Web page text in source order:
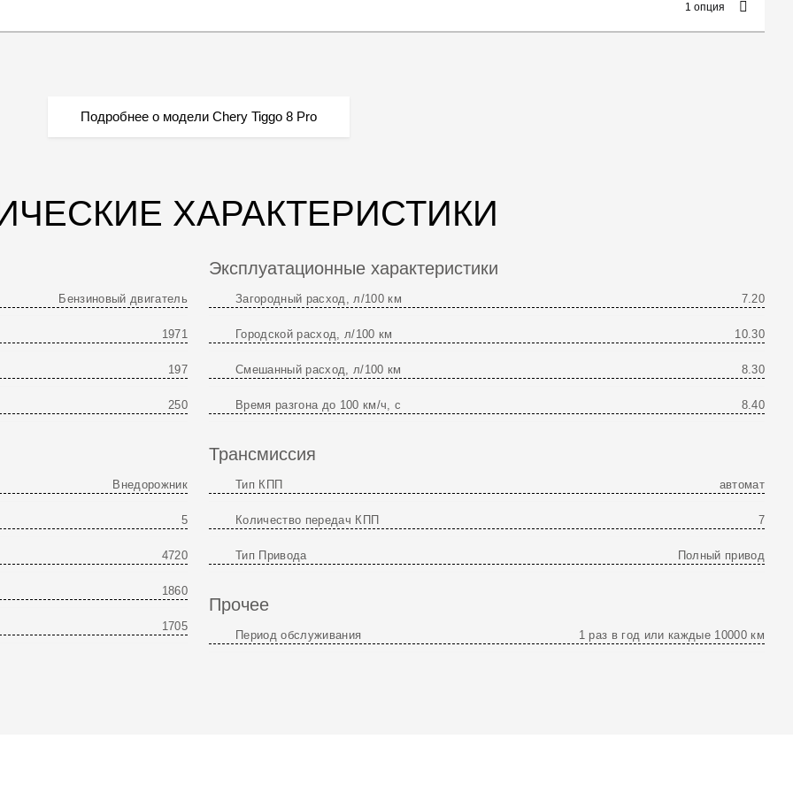
1 опция
Подробнее о модели Chery Tiggo 8 Pro
ХАРАКТЕРИСТИКИ
Бензиновый двигатель
1971
197
250
Внедорожник
5
4720
1860
1705
Эксплуатационные характеристики
Загородный расход, л/100 км 7.20
Городской расход, л/100 км 10.30
Смешанный расход, л/100 км 8.30
Время разгона до 100 км/ч, с 8.40
Трансмиссия
Тип КПП автомат
Количество передач КПП 7
Тип Привода Полный привод
Прочее
Период обслуживания 1 раз в год или каждые 10000 км